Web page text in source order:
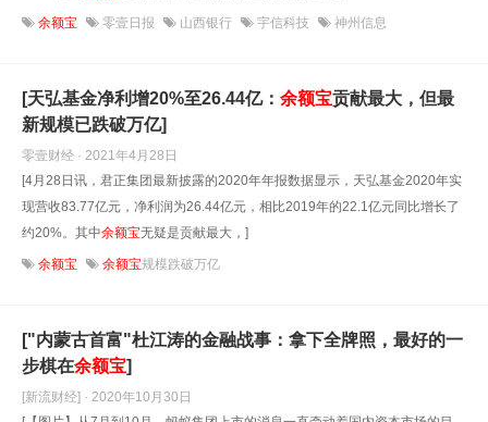
余额宝 零壹日报 山西银行 宇信科技 神州信息
[天弘基金净利增20%至26.44亿： 余额宝贡献最大，但最
新规模已跌破万亿]
零壹财经 · 2021年4月28日
[4月28日讯，君正集团最新披露的2020年年报数据显示，天弘基金2020年实
现营收83.77亿元，净利润为26.44亿元，相比2019年的22.1亿元同比增长了
约20%。其中余额宝无疑是贡献最大，]
余额宝 余额宝规模跌破万亿
["内蒙古首富"杜江涛的金融战事：拿下全牌照，最好的一
步棋在余额宝]
[新流财经] · 2020年10月30日